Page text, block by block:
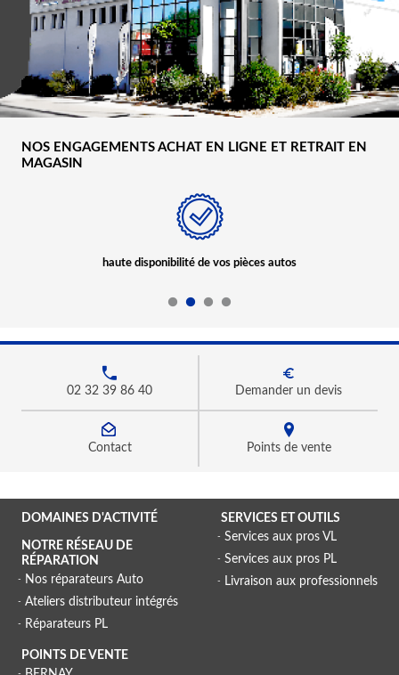
NOS ENGAGEMENTS ACHAT EN LIGNE ET RETRAIT EN
MAGASIN
haute disponibilité de vos pièces autos
02 32 39 86 40 Demander un devis
Contact Points de vente
DOMAINES D'ACTIVITÉ
NOTRE RÉSEAU DE
RÉPARATION
Nos réparateurs Auto
Ateliers distributeur intégrés
Réparateurs PL
SERVICES ET OUTILS
Services aux pros VL
Services aux pros PL
Livraison aux professionnels
POINTS DE VENTE